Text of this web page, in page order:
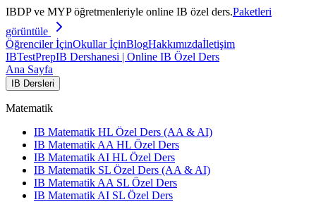
IBDP ve MYP öğretmenleriyle online IB özel ders.Paketleri
görüntüle
Öğrenciler İçinOkullar İçinBlogHakkımızdaİletişim
IBTestPrepIB Dershanesi | Online IB Özel Ders
Ana Sayfa
IB Dersleri
Matematik
IB Matematik HL Özel Ders (AA & AI)
IB Matematik AA HL Özel Ders
IB Matematik AI HL Özel Ders
IB Matematik SL Özel Ders (AA & AI)
IB Matematik AA SL Özel Ders
IB Matematik AI SL Özel Ders